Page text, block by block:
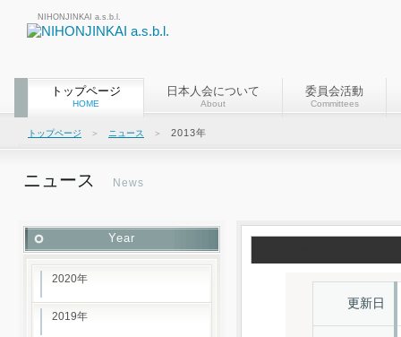
NIHONJINKAI a.s.b.l.
トップページ
HOME
日本人会について
About
委員会活動
Committees
トップページ ＞ ニュース ＞ 2013年
ニュース News
更新日
Year
2020年
2019年